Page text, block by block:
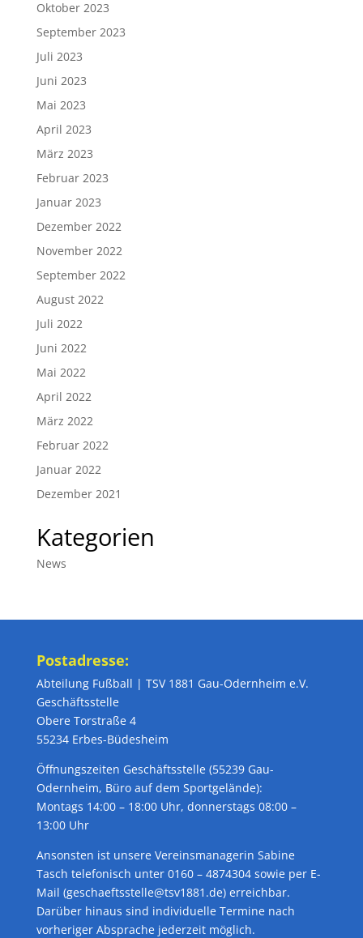
Oktober 2023
September 2023
Juli 2023
Juni 2023
Mai 2023
April 2023
März 2023
Februar 2023
Januar 2023
Dezember 2022
November 2022
September 2022
August 2022
Juli 2022
Juni 2022
Mai 2022
April 2022
März 2022
Februar 2022
Januar 2022
Dezember 2021
Kategorien
News
Postadresse:
Abteilung Fußball | TSV 1881 Gau-Odernheim e.V.
Geschäftsstelle
Obere Torstraße 4
55234 Erbes-Büdesheim
Öffnungszeiten Geschäftsstelle (55239 Gau-
Odernheim, Büro auf dem Sportgelände):
Montags 14:00 – 18:00 Uhr, donnerstags 08:00 –
13:00 Uhr
Ansonsten ist unsere Vereinsmanagerin Sabine
Tasch telefonisch unter 0160 – 4874304 sowie per E-
Mail (geschaeftsstelle@tsv1881.de) erreichbar.
Darüber hinaus sind individuelle Termine nach
vorheriger Absprache jederzeit möglich.